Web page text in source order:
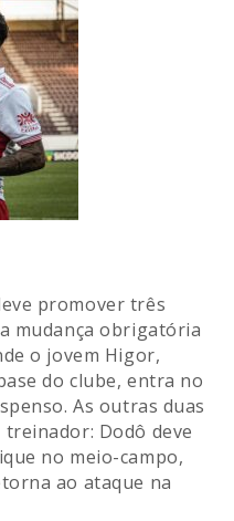
promover três
mudança obrigatória
o jovem Higor,
do clube, entra no
As outras duas
Dodô deve
no meio-campo,
ao ataque na